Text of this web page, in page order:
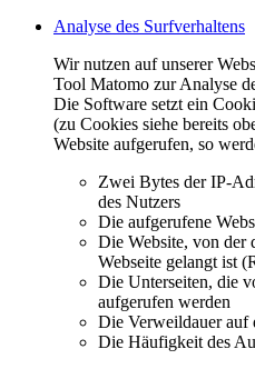
Analyse des Surfverhaltens
Wir nutzen auf unserer
Tool Matomo zur Analyse
Die Software setzt ein
(zu Cookies siehe bereits
Website aufgerufen, so
Zwei Bytes der IP-
des Nutzers
Die aufgerufene
Die Website, von der
Webseite gelangt ist
Die Unterseiten, die
aufgerufen werden
Die Verweildauer auf
Die Häufigkeit des